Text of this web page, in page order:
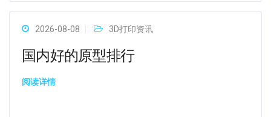
2026-08-08 3D打印资讯
国内好的原型排行
阅读详情